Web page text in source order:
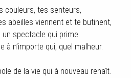
couleurs, tes senteurs,
abeilles viennent et te butinent,
un spectacle qui prime.
à n’importe qui, quel malheur.
de la vie qui à nouveau renaît.